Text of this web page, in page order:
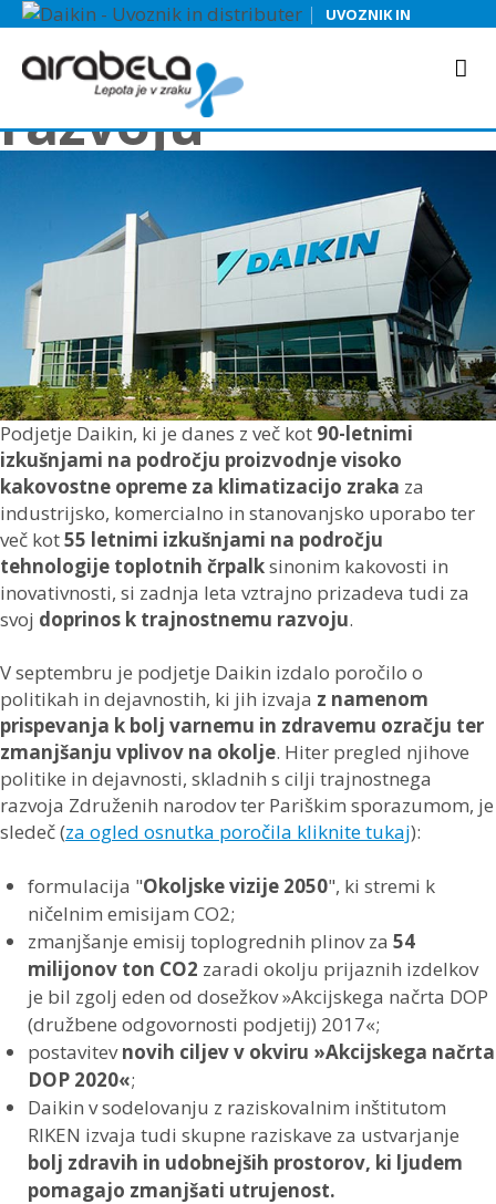
|
UVOZNIK IN
Prispevek Daikin
skupine k
trajnostnemu
razvoju
Podjetje Daikin, ki je danes z več kot 90-letnimi
izkušnjami na področju proizvodnje visoko
kakovostne opreme za klimatizacijo zraka za
industrijsko, komercialno in stanovanjsko uporabo ter
več kot55 letnimi izkušnjami na področju
tehnologije toplotnih črpalksinonim kakovosti in
inovativnosti, si zadnja leta vztrajno prizadeva tudi za
svoj doprinos k trajnostnemu razvoju.
V septembru je podjetje Daikin izdalo poročilo o
politikah in dejavnostih, ki jih izvaja z namenom
prispevanja k bolj varnemu in zdravemu ozračju ter
zmanjšanju vplivov na okolje. Hiter pregled njihove
politike in dejavnosti, skladnih s cilji trajnostnega
razvoja Združenih narodov ter Pariškim sporazumom, je
sledeč (za ogled osnutka poročila kliknite tukaj):
formulacija "Okoljske vizije 2050", ki stremi k
ničelnim emisijam CO2;
zmanjšanje emisij toplogrednih plinov za 54
milijonov ton CO2 zaradi okolju prijaznih izdelkov
je bil zgolj eden od dosežkov »Akcijskega načrta DOP
(družbene odgovornosti podjetij) 2017«;
postavitevnovih ciljev v okviru »Akcijskega načrta
DOP 2020«;
Daikin v sodelovanju z raziskovalnim inštitutom
RIKEN izvaja tudi skupne raziskave za ustvarjanje
bolj zdravih in udobnejših prostorov, ki ljudem
pomagajo zmanjšati utrujenost.